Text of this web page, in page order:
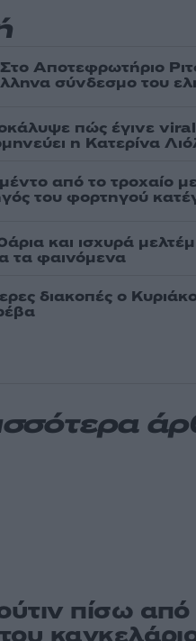
Αποτεφρωτήριο
σύνδεσμο του
πώς έγινε viral
η Κατερίνα
από το τροχαίο
του φορτηγού
και ισχυρά
τα φαινόμενα
διακοπές ο
πίσω από